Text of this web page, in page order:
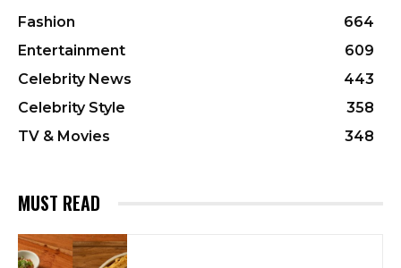
Fashion
664
Entertainment
609
Celebrity News
443
Celebrity Style
358
TV & Movies
348
MUST READ